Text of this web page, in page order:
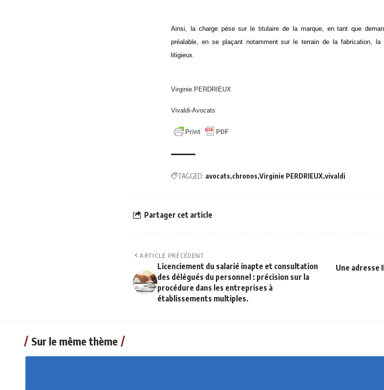
Ainsi, la charge pèse sur le titulaire de la marque, en tant que
préalable, en se plaçant notamment sur le terrain de la fabrication, la
litigieux.
Virginie PERDRIEUX
Vivaldi-Avocats
TAGGED: avocats chronos Virginie PERDRIEUX vivaldi
Partager cet article
ARTICLE PRÉCÉDENT
Licenciement du salarié inapte et consultation
des délégués du personnel : précision sur la
procédure dans les entreprises à
établissements multiples.
Une adresse
Sur le même thème